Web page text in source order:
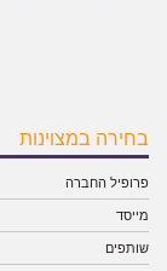
בחירה במצוינות
פרופיל החברה
מייסד
שותפים